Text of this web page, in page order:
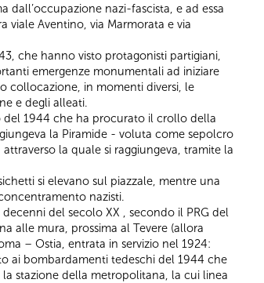
nazi-fascista, e ad essa
viale Aventino, via Marmorata e via
che hanno visto protagonisti partigiani,
emergenze monumentali ad iniziare
collocazione, in momenti diversi, le
e degli alleati.
del 1944 che ha procurato il crollo della
la Piramide - voluta come sepolcro
la quale si raggiungeva, tramite la
si elevano sul piazzale, mentre una
nazisti.
del secolo XX , secondo il PRG del
alle mura, prossima al Tevere (allora
– Ostia, entrata in servizio nel 1924:
ai bombardamenti tedeschi del 1944 che
stazione della metropolitana, la cui linea